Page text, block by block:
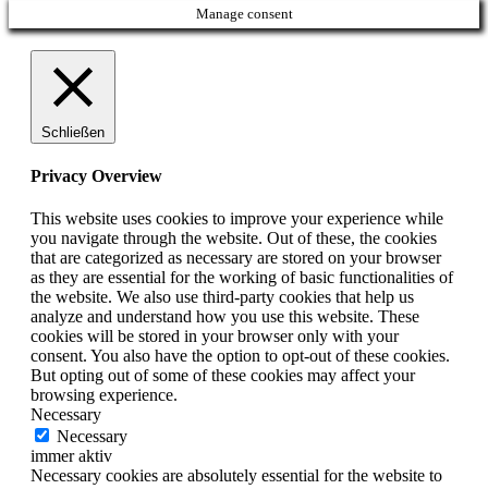
Manage consent
Schließen
Privacy Overview
This website uses cookies to improve your experience while
you navigate through the website. Out of these, the cookies
that are categorized as necessary are stored on your browser
as they are essential for the working of basic functionalities of
the website. We also use third-party cookies that help us
analyze and understand how you use this website. These
cookies will be stored in your browser only with your
consent. You also have the option to opt-out of these cookies.
But opting out of some of these cookies may affect your
browsing experience.
Necessary
Necessary
immer aktiv
Necessary cookies are absolutely essential for the website to